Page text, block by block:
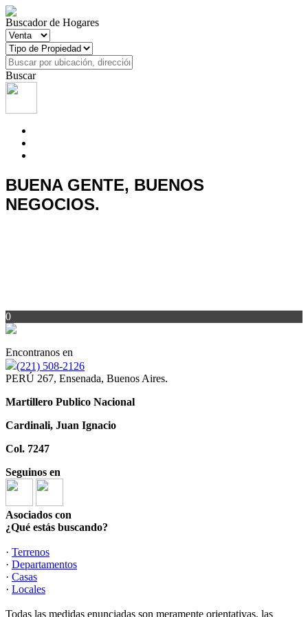
Buscador de Hogares
Buscar
BUENA GENTE, BUENOS
NEGOCIOS.
0
Encontranos en
(221) 508-2126
PERÚ 267, Ensenada, Buenos Aires.
Martillero Publico Nacional
Cardinali, Juan Ignacio
Col. 7247
Seguinos en
Asociados con
¿Qué estás buscando?
· Terrenos
· Departamentos
· Casas
· Locales
Todas las medidas enunciadas son meramente orientativas, las